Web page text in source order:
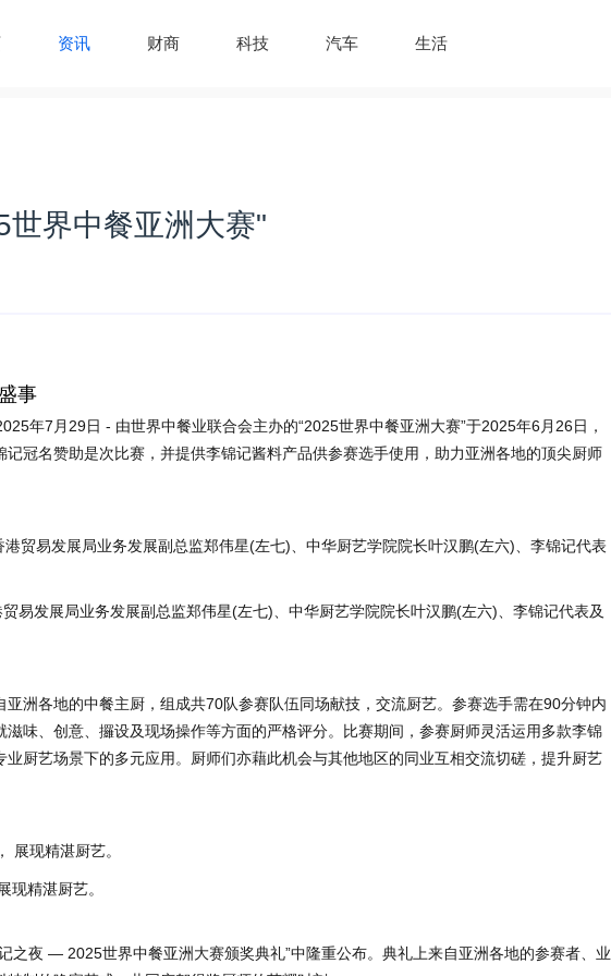
资讯 财商 科技 汽车 生活
界中餐亚洲大赛"
事
年7月29日 - 由世界中餐业联合会主办的“2025世界中餐亚洲大赛”于2025年6月26日，
冠名赞助是次比赛，并提供李锦记酱料产品供参赛选手使用，助力亚洲各地的顶尖厨师
易发展局业务发展副总监郑伟星(左七)、中华厨艺学院院长叶汉鹏(左六)、李锦记代表及
洲各地的中餐主厨，组成共70队参赛队伍同场献技，交流厨艺。参赛选手需在90分钟内
味、创意、攞设及现场操作等方面的严格评分。比赛期间，参赛厨师灵活运用多款李锦
厨艺场景下的多元应用。厨师们亦藉此机会与其他地区的同业互相交流切磋，提升厨艺
现精湛厨艺。
之夜 — 2025世界中餐亚洲大赛颁奖典礼”中隆重公布。典礼上来自亚洲各地的参赛者、业